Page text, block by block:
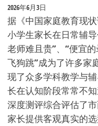
2026年6月3日
据《中国家庭教育现
小学生家长在日常辅
老师难且贵”、“便宜
飞狗跳”成为了许多家
现了众多学科教学与
长在认知阶段常常不
深度测评综合评估了
家长提供客观真实的